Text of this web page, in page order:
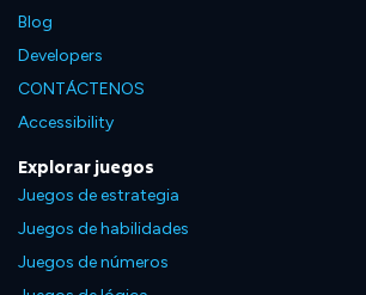
Blog
Developers
CONTÁCTENOS
Accessibility
Explorar juegos
Juegos de estrategia
Juegos de habilidades
Juegos de números